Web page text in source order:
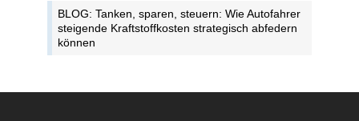
BLOG: Tanken, sparen, steuern: Wie Autofahrer
steigende Kraftstoffkosten strategisch abfedern
können